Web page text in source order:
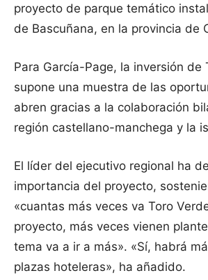
proyecto de parque temático
de Bascuñana, en la provincia de
Para García-Page, la inversión de
supone una muestra de las
abren gracias a la colaboración
región castellano-manchega y la
El líder del ejecutivo regional ha
importancia del proyecto,
«cuantas más veces va Toro
proyecto, más veces vienen
tema va a ir a más». «Sí, habrá
plazas hoteleras», ha añadido.